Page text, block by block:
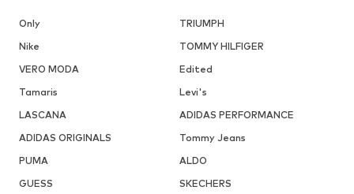
Only
TRIUMPH
Nike
TOMMY HILFIGER
VERO MODA
Edited
Tamaris
Levi's
LASCANA
ADIDAS PERFORMANCE
ADIDAS ORIGINALS
Tommy Jeans
PUMA
ALDO
GUESS
SKECHERS